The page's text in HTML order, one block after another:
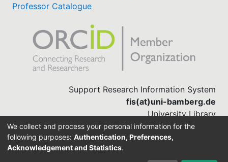
Professor Catalogue
Support Research Information System
fis(at)uni-bamberg.de
University Library
(0951) 863-1568
We collect and process your personal information for the
following purposes: Authentication, Preferences,
Acknowledgement and Statistics.